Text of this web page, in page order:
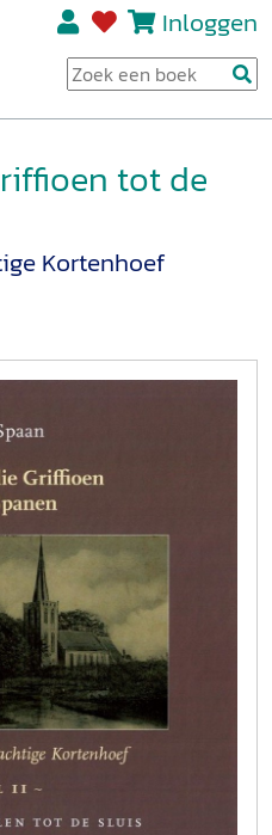
Inloggen
tot de
Kortenhoef